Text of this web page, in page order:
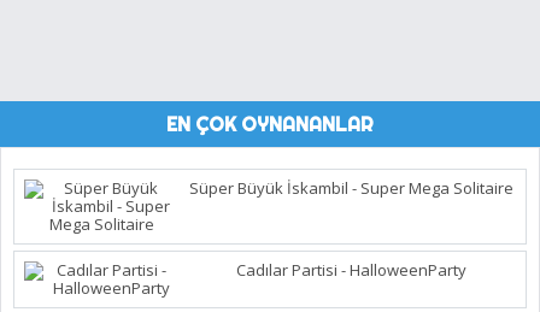
EN ÇOK OYNANANLAR
Süper Büyük İskambil - Super Mega Solitaire
Cadılar Partisi - HalloweenParty